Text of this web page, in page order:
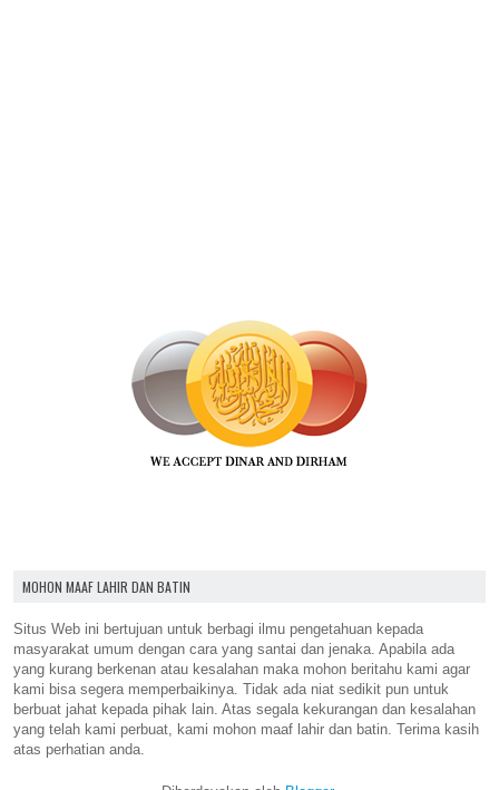
MOHON MAAF LAHIR DAN BATIN
Situs Web ini bertujuan untuk berbagi ilmu pengetahuan kepada
masyarakat umum dengan cara yang santai dan jenaka. Apabila ada
yang kurang berkenan atau kesalahan maka mohon beritahu kami agar
kami bisa segera memperbaikinya. Tidak ada niat sedikit pun untuk
berbuat jahat kepada pihak lain. Atas segala kekurangan dan kesalahan
yang telah kami perbuat, kami mohon maaf lahir dan batin. Terima kasih
atas perhatian anda.